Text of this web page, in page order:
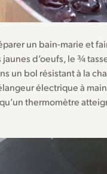
un bain-marie et
jaunes d’oeufs, le ¾
un bol résistant à la
électrique à
thermomètre